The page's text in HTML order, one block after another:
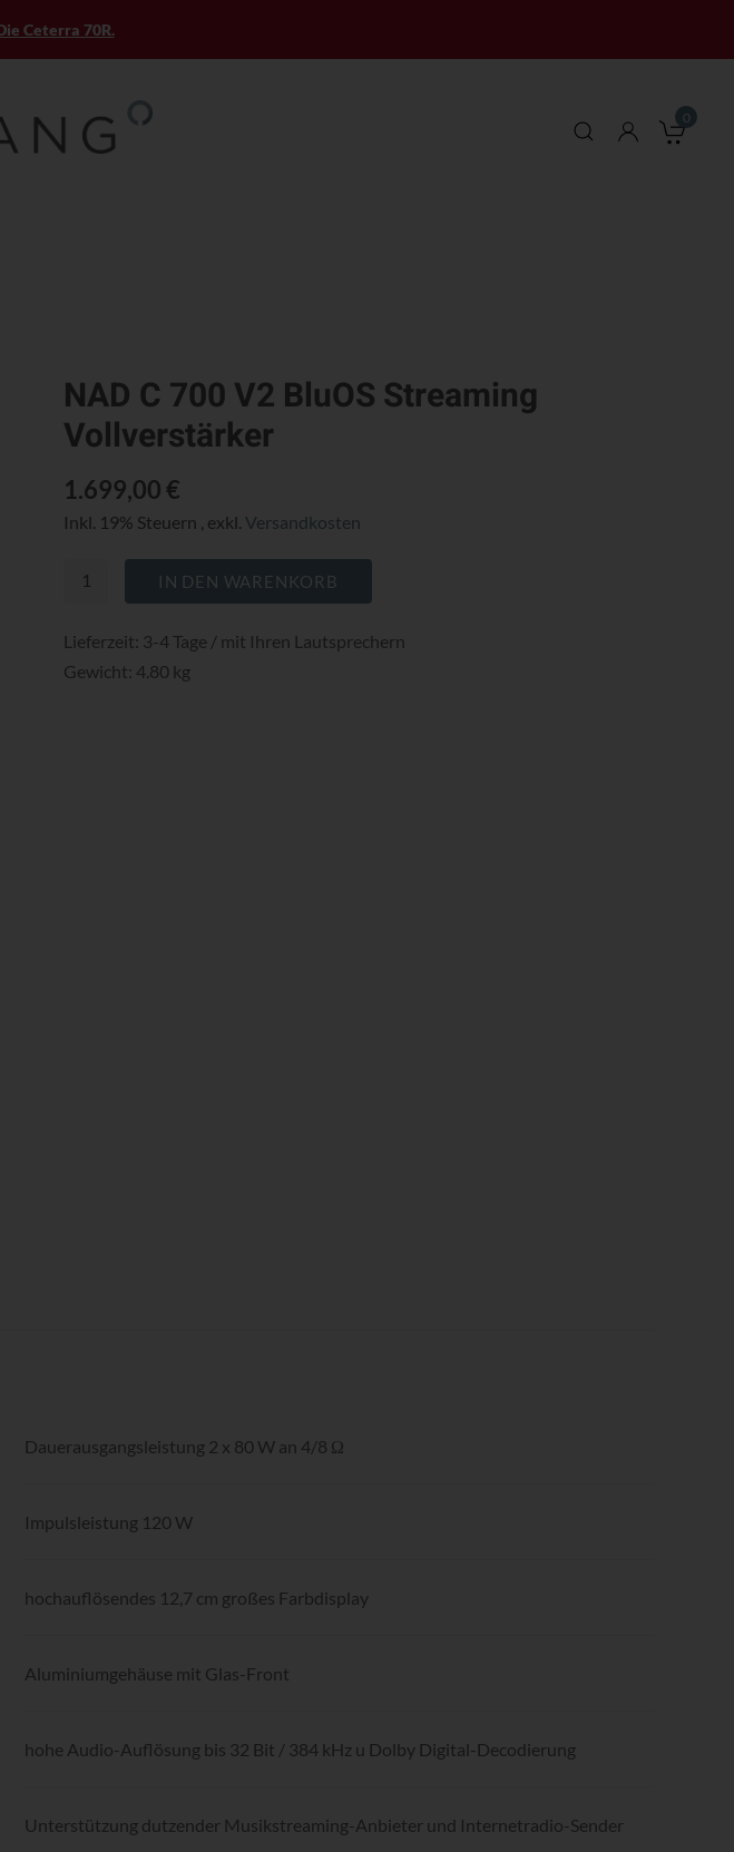
0
Ceterra 70R.
NAD C 700 V2 BluOS Streaming
Vollverstärker
1.699,00 €
Inkl. 19% Steuern exkl. Versandkosten
IN DEN WARENKORB
Lieferzeit: 3-4 Tage / mit Ihren Lautsprechern
Gewicht: 4.80 kg
Dauerausgangsleistung 2 x 80 W an 4/8 Ω
Impulsleistung 120 W
hochauflösendes 12,7 cm großes Farbdisplay
Aluminiumgehäuse mit Glas-Front
hohe Audio-Auflösung bis 32 Bit / 384 kHz u Dolby Digital-Decodierung
Unterstützung dutzender Musikstreaming-Anbieter und Internetradio-Sender